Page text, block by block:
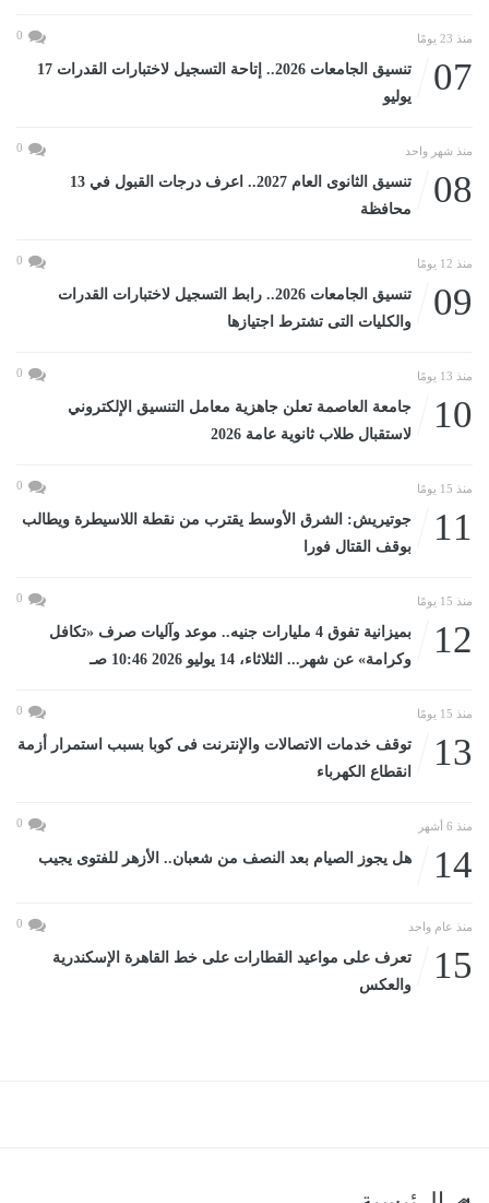
منذ 23 يومًا 0
07
تنسيق الجامعات 2026.. إتاحة التسجيل لاختبارات القدرات 17
يوليو
منذ شهر واحد 0
08
تنسيق الثانوى العام 2027.. اعرف درجات القبول في 13
محافظة
منذ 12 يومًا 0
09
تنسيق الجامعات 2026.. رابط التسجيل لاختبارات القدرات
والكليات التى تشترط اجتيازها
منذ 13 يومًا 0
10
جامعة العاصمة تعلن جاهزية معامل التنسيق الإلكتروني
لاستقبال طلاب ثانوية عامة 2026
منذ 15 يومًا 0
11
جوتيريش: الشرق الأوسط يقترب من نقطة اللاسيطرة ويطالب
بوقف القتال فورا
منذ 15 يومًا 0
12
بميزانية تفوق 4 مليارات جنيه.. موعد وآليات صرف «تكافل
وكرامة» عن شهر... الثلاثاء، 14 يوليو 2026 10:46 صـ
منذ 15 يومًا 0
13
توقف خدمات الاتصالات والإنترنت فى كوبا بسبب استمرار أزمة
انقطاع الكهرباء
منذ 6 أشهر 0
14 هل يجوز الصيام بعد النصف من شعبان.. الأزهر للفتوى يجيب
منذ عام واحد 0
15
تعرف على مواعيد القطارات على خط القاهرة الإسكندرية
والعكس